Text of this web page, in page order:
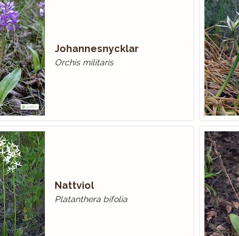
Johannesnycklar
Orchis militaris
Nattviol
Platanthera bifolia